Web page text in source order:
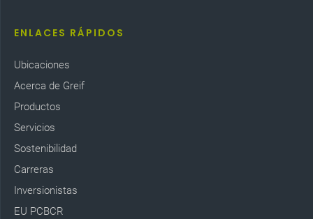
ENLACES RÁPIDOS
Ubicaciones
Acerca de Greif
Productos
Servicios
Sostenibilidad
Carreras
Inversionistas
EU PCBCR